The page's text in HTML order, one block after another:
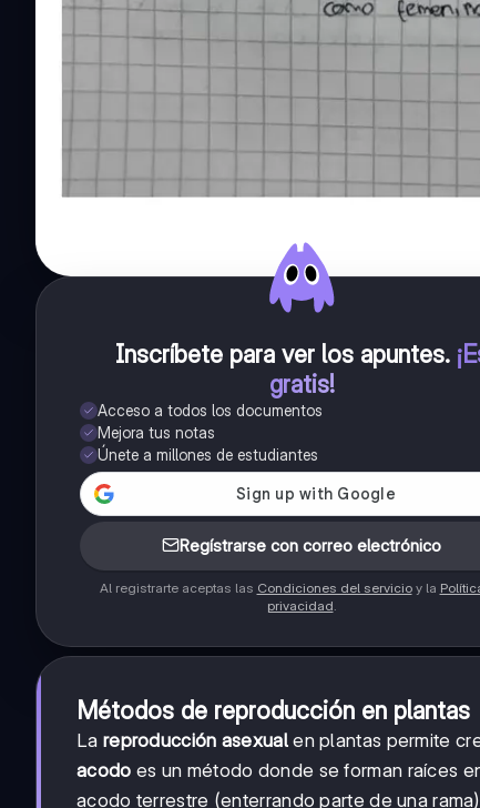
Inscríbete para ver los apuntes.
gratis!
Acceso a todos los documentos
Mejora tus notas
Únete a millones de estudiantes
Regístrarse con correo electrónico
Al registrarte aceptas las Condiciones del servicioy la
privacidad.
Métodos de reproducción en plantas
La reproducción asexualen plantas permite
acodo es un método donde se forman raíces
acodo terrestre (enterrando parte de una